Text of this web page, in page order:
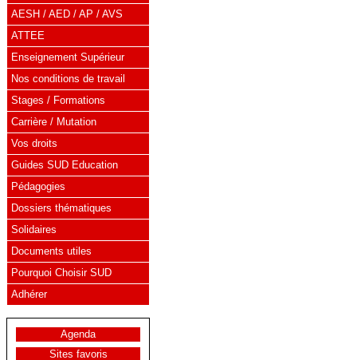
AESH / AED / AP / AVS
ATTEE
Enseignement Supérieur
Nos conditions de travail
Stages / Formations
Carrière / Mutation
Vos droits
Guides SUD Education
Pédagogies
Dossiers thématiques
Solidaires
Documents utiles
Pourquoi Choisir SUD
Adhérer
Agenda
Sites favoris